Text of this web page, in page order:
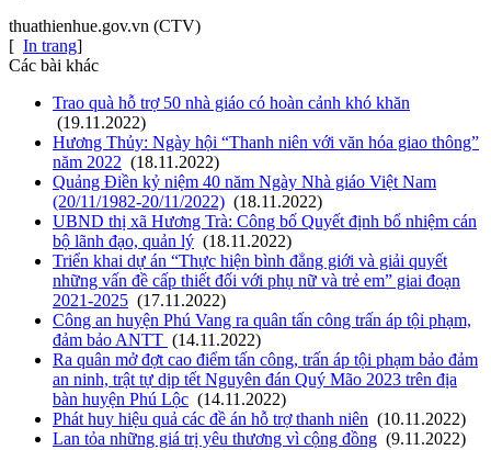
thuathienhue.gov.vn (CTV)
[ In trang]
Các bài khác
Trao quà hỗ trợ 50 nhà giáo có hoàn cảnh khó khăn
(19.11.2022)
Hương Thủy: Ngày hội “Thanh niên với văn hóa giao thông”
năm 2022 (18.11.2022)
Quảng Điền kỷ niệm 40 năm Ngày Nhà giáo Việt Nam
(20/11/1982-20/11/2022) (18.11.2022)
UBND thị xã Hương Trà: Công bố Quyết định bổ nhiệm cán
bộ lãnh đạo, quản lý (18.11.2022)
Triển khai dự án “Thực hiện bình đẳng giới và giải quyết
những vấn đề cấp thiết đối với phụ nữ và trẻ em” giai đoạn
2021-2025 (17.11.2022)
Công an huyện Phú Vang ra quân tấn công trấn áp tội phạm,
đảm bảo ANTT (14.11.2022)
Ra quân mở đợt cao điểm tấn công, trấn áp tội phạm bảo đảm
an ninh, trật tự dịp tết Nguyên đán Quý Mão 2023 trên địa
bàn huyện Phú Lộc (14.11.2022)
Phát huy hiệu quả các đề án hỗ trợ thanh niên (10.11.2022)
Lan tỏa những giá trị yêu thương vì cộng đồng (9.11.2022)